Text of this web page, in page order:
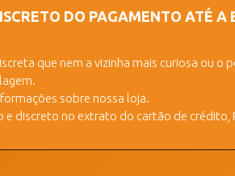
DO PAGAMENTO ATÉ A
que nem a vizinha mais curiosa ou o
sobre nossa loja.
discreto no extrato do cartão de crédito,